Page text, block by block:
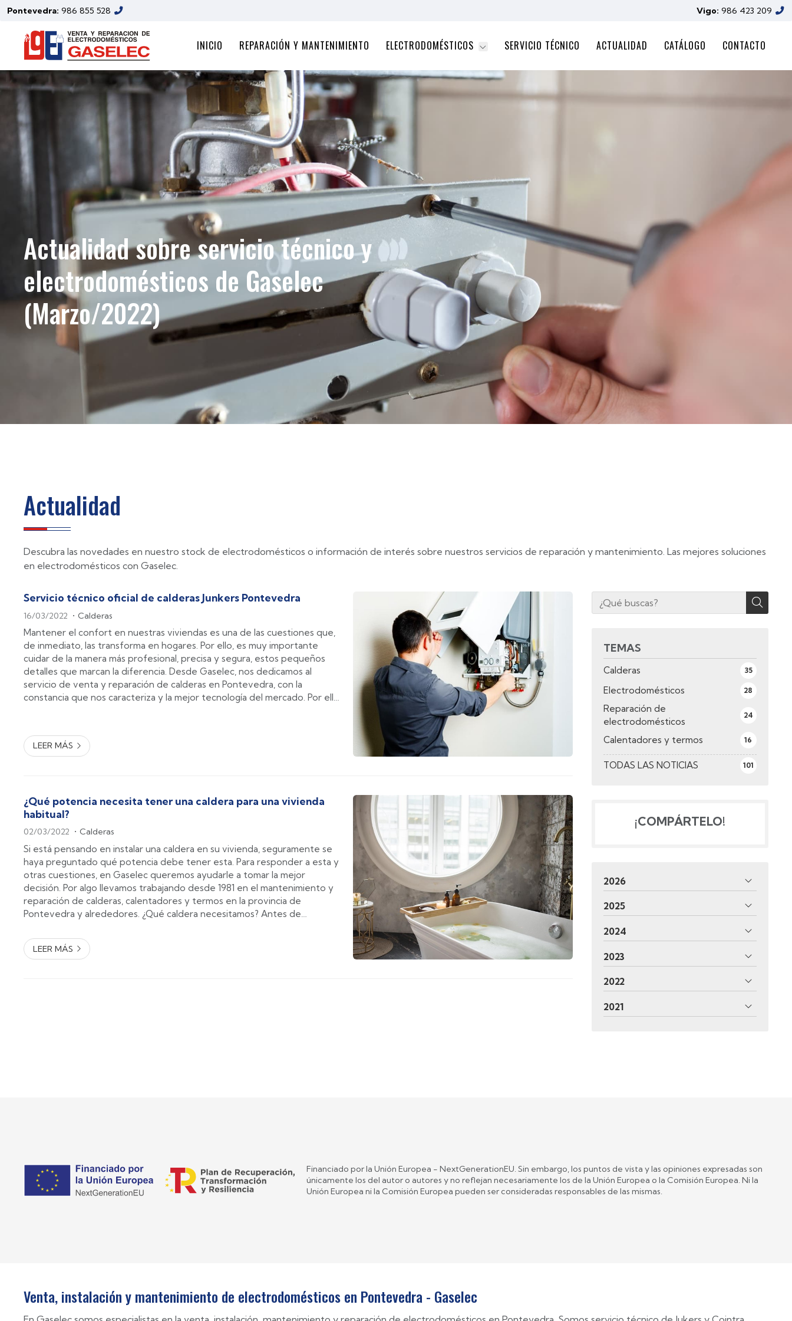
Pontevedra: 986 855 528 Vigo: 986 423 209
INICIO REPARACIÓN Y MANTENIMIENTO ELECTRODOMÉSTICOS SERVICIO TÉCNICO ACTUALIDAD CATÁLOGO CONTACTO
Actualidad sobre servicio técnico y
electrodomésticos de Gaselec
(Marzo/2022)
Actualidad
Descubra las novedades en nuestro stock de electrodomésticos o información de interés sobre nuestros servicios de reparación y mantenimiento. Las mejores soluciones
en electrodomésticos con Gaselec.
TEMAS
TODAS LAS NOTICIAS 101
Calderas 35
Electrodomésticos 28
Reparación de
electrodomésticos
24
Calentadores y termos 16
Servicio técnico oficial de calderas Junkers Pontevedra
16/03/2022 Calderas
Mantener el confort en nuestras viviendas es una de las cuestiones que,
de inmediato, las transforma en hogares. Por ello, es muy importante
cuidar de la manera más profesional, precisa y segura, estos pequeños
detalles que marcan la diferencia. Desde Gaselec, nos dedicamos al
servicio de venta y reparación de calderas en Pontevedra, con la
constancia que nos caracteriza y la mejor tecnología del mercado. Por ello,
LEER MÁS
¿Qué potencia necesita tener una caldera para una vivienda
habitual?
02/03/2022 Calderas
Si está pensando en instalar una caldera en su vivienda, seguramente se
haya preguntado qué potencia debe tener esta. Para responder a esta y
otras cuestiones, en Gaselec queremos ayudarle a tomar la mejor
decisión. Por algo llevamos trabajando desde 1981 en el mantenimiento y
reparación de calderas, calentadores y termos en la provincia de
Pontevedra y alrededores. ¿Qué caldera necesitamos? Antes de
saber cuál es nuestro tip...
LEER MÁS
¡COMPÁRTELO!
2026
2025
2024
2023
2022
2021
Financiado por la Unión Europea - NextGenerationEU. Sin embargo, los puntos de vista y las opiniones expresadas son
únicamente los del autor o autores y no reflejan necesariamente los de la Unión Europea o la Comisión Europea. Ni la
Unión Europea ni la Comisión Europea pueden ser consideradas responsables de las mismas.
Venta, instalación y mantenimiento de electrodomésticos en Pontevedra - Gaselec